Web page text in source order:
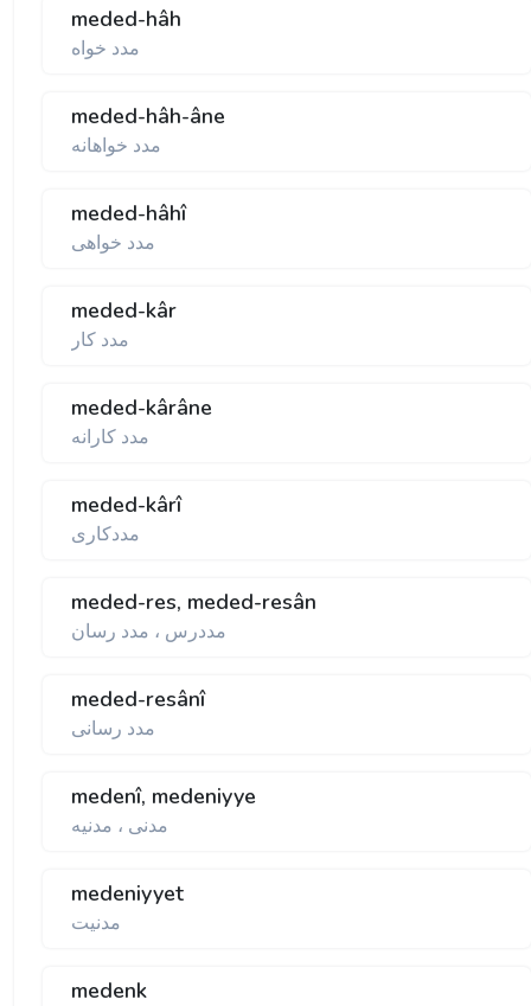
meded-hâh
مدد خواه
meded-hâh-âne
مدد خواهانه
meded-hâhî
مدد خواهی
meded-kâr
مدد كار
meded-kârâne
مدد كارانه
meded-kârî
مددكاری
meded-res, meded-resân
مددرس ، مدد رسان
meded-resânî
مدد رسانی
medenî, medeniyye
مدنی ، مدنيه
medeniyyet
مدنيت
medenk